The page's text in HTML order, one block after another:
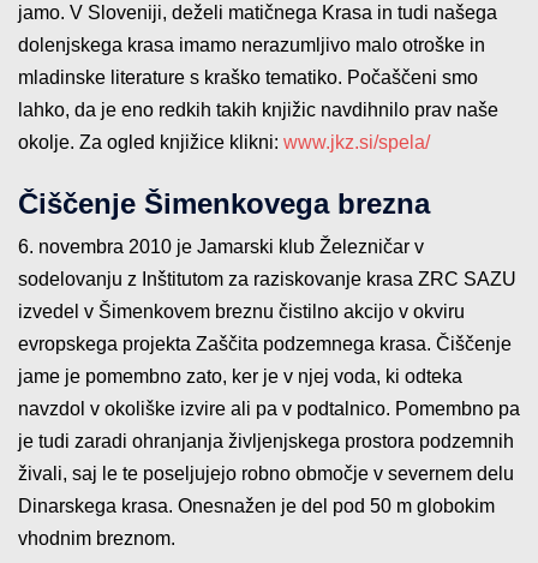
jamo. V Sloveniji, deželi matičnega Krasa in tudi našega
dolenjskega krasa imamo nerazumljivo malo otroške in
mladinske literature s kraško tematiko. Počaščeni smo
lahko, da je eno redkih takih knjižic navdihnilo prav naše
okolje. Za ogled knjižice klikni: www.jkz.si/spela/
Čiščenje Šimenkovega brezna
6. novembra 2010 je Jamarski klub Železničar v
sodelovanju z Inštitutom za raziskovanje krasa ZRC SAZU
izvedel v Šimenkovem breznu čistilno akcijo v okviru
evropskega projekta Zaščita podzemnega krasa. Čiščenje
jame je pomembno zato, ker je v njej voda, ki odteka
navzdol v okoliške izvire ali pa v podtalnico. Pomembno pa
je tudi zaradi ohranjanja življenjskega prostora podzemnih
živali, saj le te poseljujejo robno območje v severnem delu
Dinarskega krasa. Onesnažen je del pod 50 m globokim
vhodnim breznom.